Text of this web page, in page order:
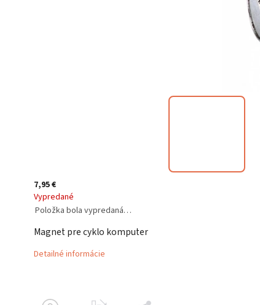
7,95 €
Vypredané
Položka bola vypredaná…
Magnet pre cyklo komputer
Detailné informácie